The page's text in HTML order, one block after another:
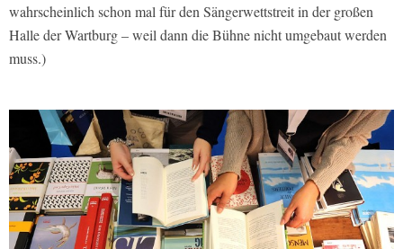
wahrscheinlich schon mal für den Sängerwettstreit in der großen
Halle der Wartburg – weil dann die Bühne nicht umgebaut werden
muss.)